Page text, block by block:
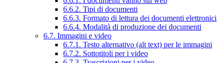
6.6.2. Tipi di documenti
6.6.3. Formato di lettura dei documenti elettronici
6.6.4. Modalità di produzione dei documenti
6.7. Immagini e video
6.7.1. Testo alternativo (alt text) per le immagini
6.7.2. Sottotitoli per i video